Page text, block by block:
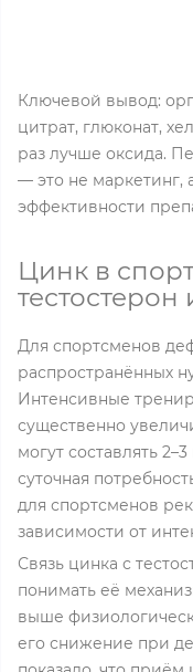
Ключевой вывод:
цитрат, глюконат,
раз лучше оксида.
— это не маркетинг,
эффективности
Цинк в
Для спортсменов
распространённых
Интенсивные
существенно
могут составлять
суточная
для спортсменов
зависимости от
Связь цинка с
понимать её
выше
его снижение при